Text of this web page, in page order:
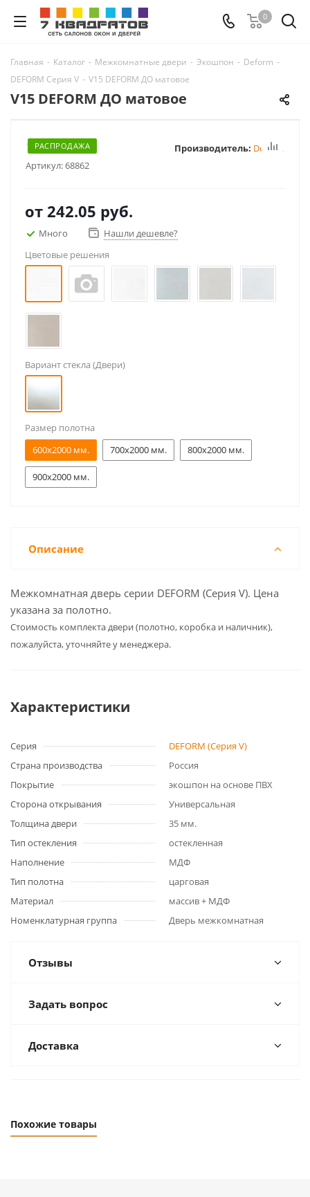
0
Главная - Каталог - Межкомнатные двери - Экошпон - Deform -
DEFORM Серия V - V15 DEFORM ДО матовое
V15 DEFORM ДО матовое
РАСПРОДАЖА
Артикул:68862
Производитель: Deform
от 242.05 руб.
Много
Нашли дешевле?
Цветовые решения
Вариант стекла (Двери)
Размер полотна
600x2000 мм.
700x2000 мм. 800x2000 мм.
900x2000 мм.
Описание
Межкомнатная дверь серии DEFORM (Серия V). Цена
указана за полотно.
Cтоимость комплекта двери (полотно, коробка и наличник),
пожалуйста, уточняйте у менеджера.
Характеристики
Серия
DEFORM (Серия V)
Страна производства
Россия
Покрытие
экошпон на основе ПВХ
Сторона открывания
Универсальная
Толщина двери
35 мм.
Тип остекления
остекленная
Наполнение
МДФ
Тип полотна
царговая
Материал
массив + МДФ
Номенклатурная группа
Дверь межкомнатная
Отзывы
Задать вопрос
Доставка
Похожие товары